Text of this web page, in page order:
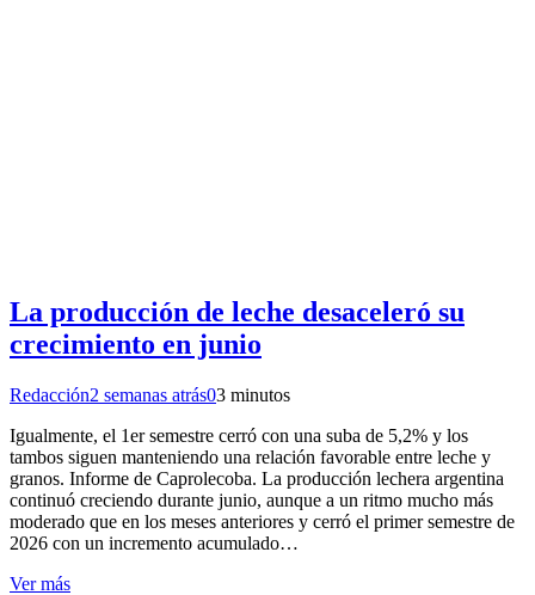
La producción de leche desaceleró su
crecimiento en junio
Redacción2 semanas atrás03 minutos
Igualmente, el 1er semestre cerró con una suba de 5,2% y los
tambos siguen manteniendo una relación favorable entre leche y
granos. Informe de Caprolecoba. La producción lechera argentina
continuó creciendo durante junio, aunque a un ritmo mucho más
moderado que en los meses anteriores y cerró el primer semestre de
2026 con un incremento acumulado…
Ver más